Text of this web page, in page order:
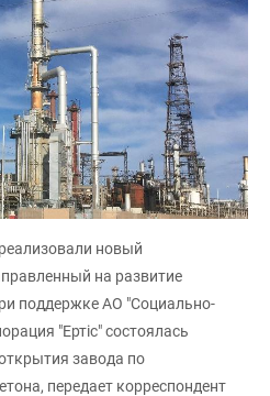
новый
на развитие
поддержке АО "Социально-
"Ертіс" состоялась
завода по
передает корреспондент